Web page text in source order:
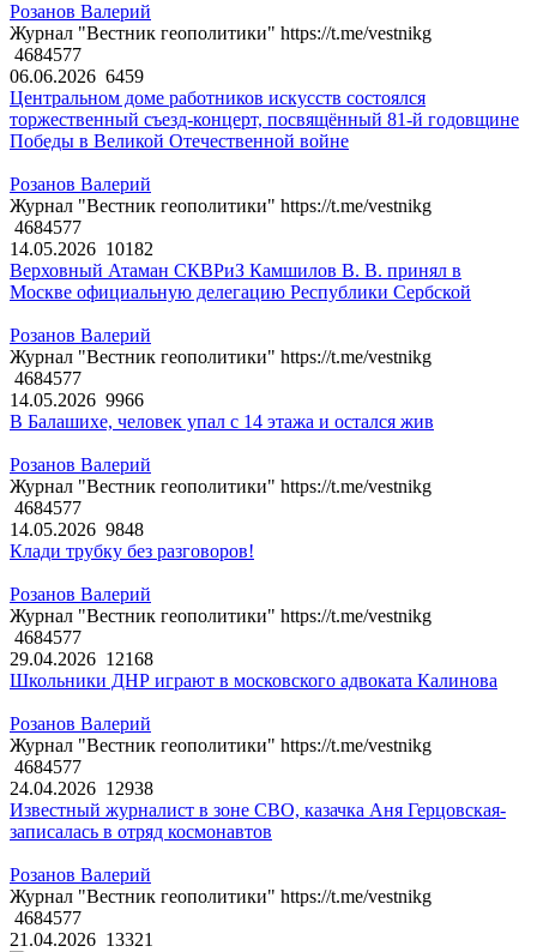
Розанов Валерий
Журнал "Вестник геополитики" https://t.me/vestnikg
4684577
06.06.2026 6459
Центральном доме работников искусств состоялся
торжественный съезд-концерт, посвящённый 81-й годовщине
Победы в Великой Отечественной войне
Розанов Валерий
Журнал "Вестник геополитики" https://t.me/vestnikg
4684577
14.05.2026 10182
Верховный Атаман СКВРиЗ Камшилов В. В. принял в
Москве официальную делегацию Республики Сербской
Розанов Валерий
Журнал "Вестник геополитики" https://t.me/vestnikg
4684577
14.05.2026 9966
В Балашихе, человек упал с 14 этажа и остался жив
Розанов Валерий
Журнал "Вестник геополитики" https://t.me/vestnikg
4684577
14.05.2026 9848
Клади трубку без разговоров!
Розанов Валерий
Журнал "Вестник геополитики" https://t.me/vestnikg
4684577
29.04.2026 12168
Школьники ДНР играют в московского адвоката Калинова
Розанов Валерий
Журнал "Вестник геополитики" https://t.me/vestnikg
4684577
24.04.2026 12938
Известный журналист в зоне СВО, казачка Аня Герцовская-
записалась в отряд космонавтов
Розанов Валерий
Журнал "Вестник геополитики" https://t.me/vestnikg
4684577
21.04.2026 13321